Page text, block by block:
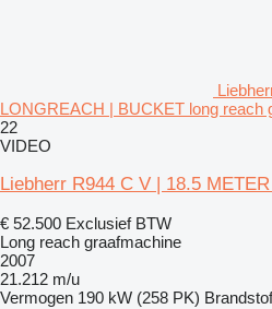
LONGREACH | BUCKET long reach
22
VIDEO
Liebherr R944 C V | 18.5
€ 52.500 Exclusief BTW
Long reach graafmachine
2007
21.212 m/u
Vermogen 190 kW (258 PK) Brandstof